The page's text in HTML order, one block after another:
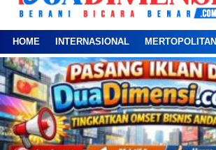
HOME INTERNASIONAL MERTOPOLITAN